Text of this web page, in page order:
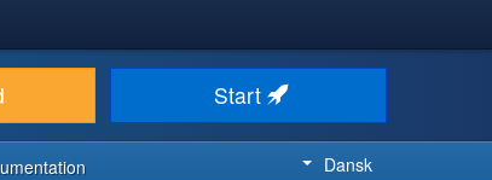
Start
Dansk